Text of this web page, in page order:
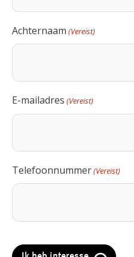
Achternaam (Vereist)
E-mailadres (Vereist)
Telefoonnummer(Vereist)